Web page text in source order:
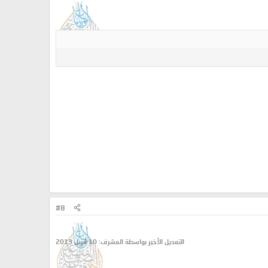
#8
التعديل الأخير بواسطة المشرف: 10 أبريل 2013